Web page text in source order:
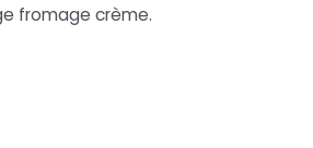
fromage crème.